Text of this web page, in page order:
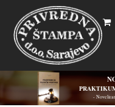
-